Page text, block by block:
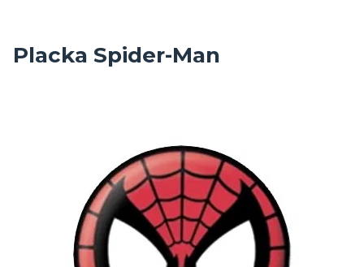
Placka Spider-Man